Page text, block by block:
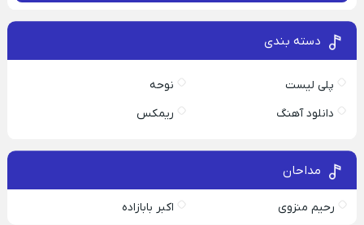
دسته بندی
پلی لیست
نوحه
دانلود آهنگ
ریمکس
مداحان
رحیم منزوی اکبر بابازاده